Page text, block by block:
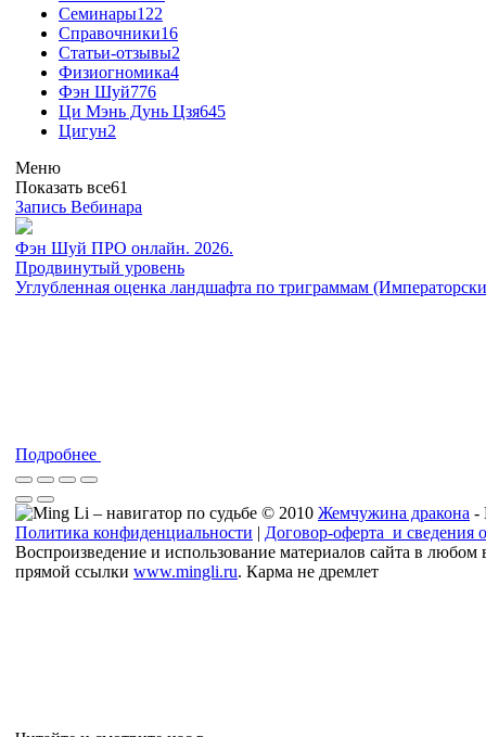
Семинары122
Справочники16
Статьи-отзывы2
Физиогномика4
Фэн Шуй776
Ци Мэнь Дунь Цзя645
Цигун2
Меню
Показать все61
Запись Вебинара
Фэн Шуй ПРО онлайн. 2026.
Продвинутый уровень
Углубленная оценка ландшафта по триграммам
Подробнее
© 2010 Жемчужина дракона -
Политика конфиденциальности | Договор-оферта и сведения
Воспроизведение и использование материалов сайта в
прямой ссылки www.mingli.ru. Карма не дремлет